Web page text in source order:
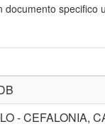
specifico
- CEFALONIA,